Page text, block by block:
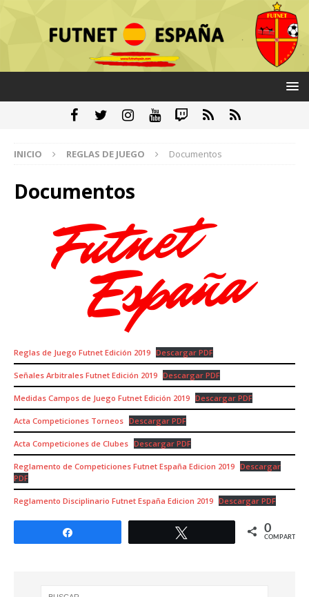
INICIO REGLAS DE JUEGO Documentos
Documentos
Reglas de Juego Futnet Edición 2019 Descargar PDF
Señales Arbitrales Futnet Edición 2019 Descargar PDF
Medidas Campos de Juego Futnet Edición 2019 Descargar PDF
Acta Competiciones Torneos Descargar PDF
Acta Competiciones de Clubes Descargar PDF
Reglamento de Competiciones Futnet España Edicion 2019 Descargar
PDF
Reglamento Disciplinario Futnet España Edicion 2019 Descargar PDF
0
COMPARTIR